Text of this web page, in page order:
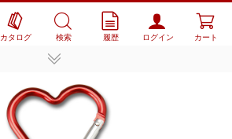
カタログ 検索 履歴 ログイン カート